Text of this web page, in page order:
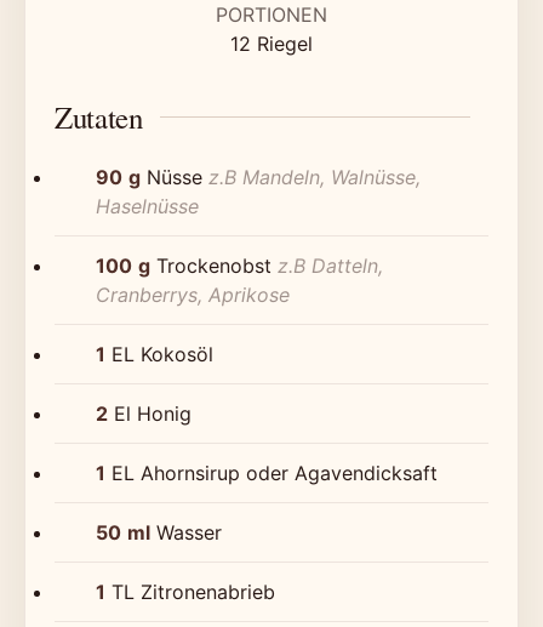
PORTIONEN
12 Riegel
Zutaten
90 g Nüsse z.B Mandeln, Walnüsse,
Haselnüsse
100 g Trockenobst z.B Datteln,
Cranberrys, Aprikose
1 EL Kokosöl
2 El Honig
1 EL Ahornsirup oder Agavendicksaft
50 ml Wasser
1 TL Zitronenabrieb